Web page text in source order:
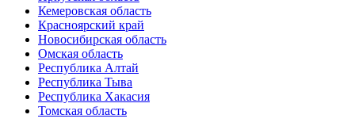
Кемеровская область
Красноярский край
Новосибирская область
Омская область
Республика Алтай
Республика Тыва
Республика Хакасия
Томская область